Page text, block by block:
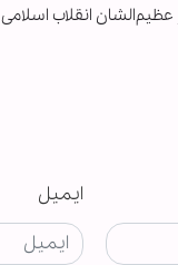
انقلاب اسلامی
ایمیل